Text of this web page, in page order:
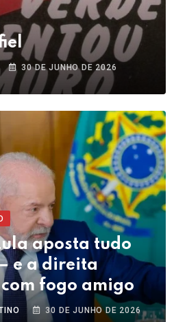
30 DE JUNHO DE 2026
aposta tudo
e a direita
fogo amigo
30 DE JUNHO DE 2026